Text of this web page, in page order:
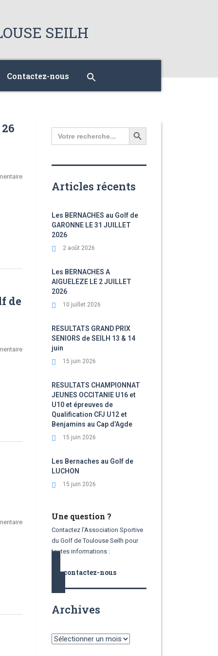
Contactez-nous
de
Search
for:
Articles récents
Les BERNACHES au Golf de
GARONNE LE 31 JUILLET
2026
2 août 2026
Les BERNACHES A
AIGUELEZE LE 2 JUILLET
2026
10 juillet 2026
RESULTATS GRAND PRIX
SENIORS de SEILH 13 & 14
juin
15 juin 2026
RESULTATS CHAMPIONNAT
JEUNES OCCITANIE U16 et
U10 et épreuves de
Qualification CFJ U12 et
Benjamins au Cap d’Agde
15 juin 2026
Les Bernaches au Golf de
LUCHON
15 juin 2026
Une question ?
Contactez l’Association Sportive
du Golf de Toulouse Seilh pour
toutes informations :
contactez-nous
Archives
Archives